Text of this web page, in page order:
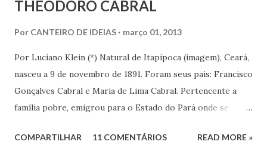
THEODORO CABRAL
Por CANTEIRO DE IDEIAS março 01, 2013
Por Luciano Klein (*) Natural de Itapipoca (imagem), Ceará,
nasceu a 9 de novembro de 1891. Foram seus pais: Francisco
Gonçalves Cabral e Maria de Lima Cabral. Pertencente a
família pobre, emigrou para o Estado do Pará onde se
nos estudos, adquiriu conhecimentos gerais, notadamente
COMPARTILHAR 11 COMENTÁRIOS READ MORE »